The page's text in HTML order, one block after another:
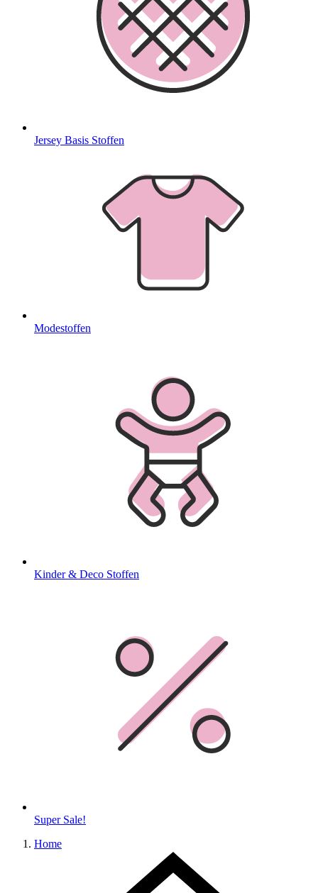
Jersey Basis Stoffen
Modestoffen
Kinder & Deco Stoffen
Super Sale!
Home